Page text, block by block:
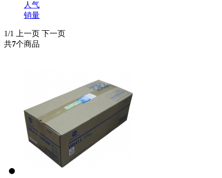
人气
销量
1/1 上一页 下一页
共7个商品